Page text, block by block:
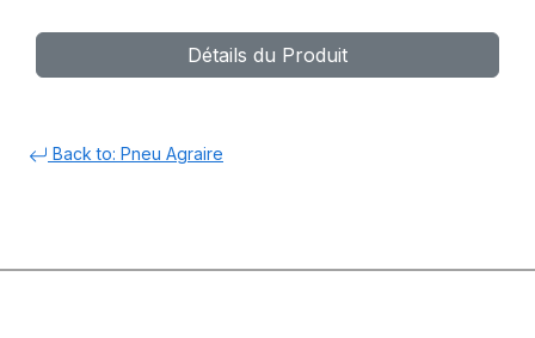
Détails du Produit
Back to: Pneu Agraire